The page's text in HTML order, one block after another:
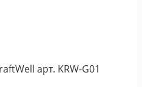
арт. KRW-G01